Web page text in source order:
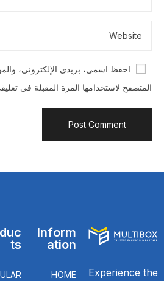
احفظ اسمي، بريدي الإلكتروني،
المتصفح لاستخدامها المرة المقبلة في
Experience the
Inform
ation
HOME
ts